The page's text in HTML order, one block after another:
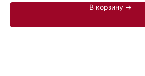
В корзину →